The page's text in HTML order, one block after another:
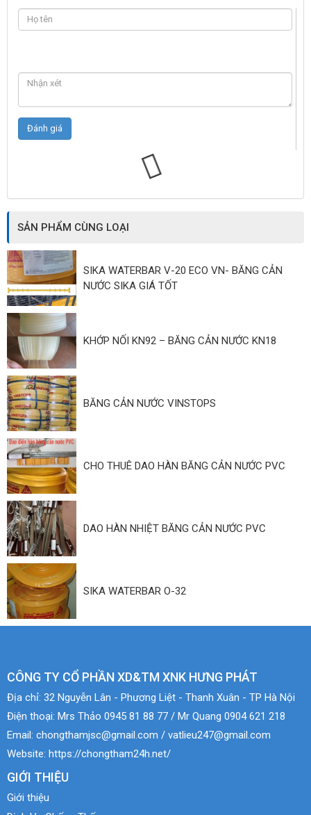
SẢN PHẨM CÙNG LOẠI
SIKA WATERBAR V-20 ECO VN- BĂNG CẢN
NƯỚC SIKA GIÁ TỐT
KHỚP NỐI KN92 – BĂNG CẢN NƯỚC KN18
BĂNG CẢN NƯỚC VINSTOPS
CHO THUÊ DAO HÀN BĂNG CẢN NƯỚC PVC
DAO HÀN NHIỆT BĂNG CẢN NƯỚC PVC
SIKA WATERBAR O-32
CÔNG TY CỔ PHẦN XD&TM XNK HƯNG PHÁT
Địa chỉ: 32 Nguyễn Lân - Phương Liệt - Thanh Xuân - TP Hà Nội
Điện thoại: Mrs Thảo 0945 81 88 77 / Mr Quang 0904 621 218
Email: chongthamjsc@gmail.com / vatlieu247@gmail.com
Website: https://chongtham24h.net/
GIỚI THIỆU
Giới thiệu